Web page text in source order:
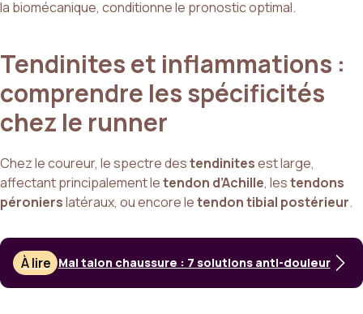
la biomécanique, conditionne le pronostic optimal.
Tendinites et inflammations :
comprendre les spécificités
chez le runner
Chez le coureur, le spectre destendinitesest large,
affectant principalement letendon d’Achille, lestendons
péronierslatéraux, ou encore letendon tibial postérieur.
À lire Mal talon chaussure : 7 solutions anti-douleur